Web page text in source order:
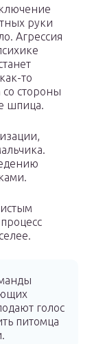
руки
Агрессия
то
стороны
шпица.
голос
питомца